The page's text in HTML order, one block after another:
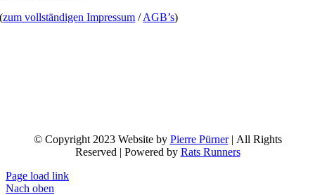
(zum vollständigen Impressum /AGB’s)
© Copyright 2023 Website by Pierre Pürner| All Rights
Reserved | Powered by Rats Runners
Page load link
Nach oben